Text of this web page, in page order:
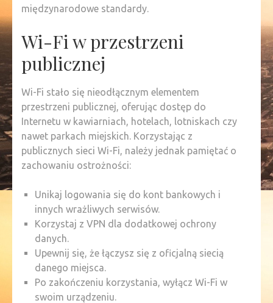
międzynarodowe standardy.
Wi-Fi w przestrzeni
publicznej
Wi-Fi stało się nieodłącznym elementem
przestrzeni publicznej, oferując dostęp do
Internetu w kawiarniach, hotelach, lotniskach czy
nawet parkach miejskich. Korzystając z
publicznych sieci Wi-Fi, należy jednak pamiętać o
zachowaniu ostrożności:
Unikaj logowania się do kont bankowych i
innych wrażliwych serwisów.
Korzystaj z VPN dla dodatkowej ochrony
danych.
Upewnij się, że łączysz się z oficjalną siecią
danego miejsca.
Po zakończeniu korzystania, wyłącz Wi-Fi w
swoim urządzeniu.